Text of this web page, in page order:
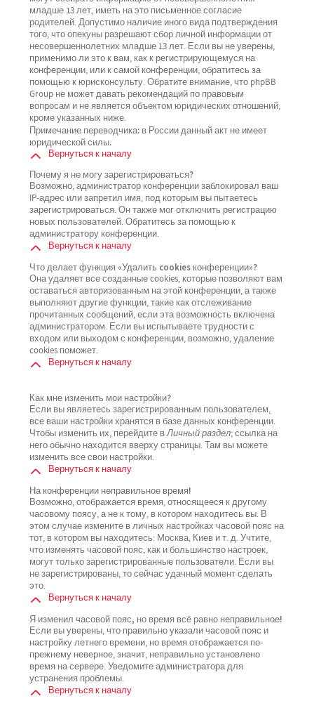
младше 13 лет, иметь на это письменное согласие
родителей. Допустимо наличие иного вида подтверждения
того, что опекуны разрешают сбор личной информации от
несовершеннолетних младше 13 лет. Если вы не уверены,
применимо ли это к вам, как к регистрирующемуся на
конференции, или к самой конференции, обратитесь за
помощью к юрисконсульту. Обратите внимание, что phpBB
Group не может давать рекомендаций по правовым
вопросам и не является объектом юридических отношений,
кроме указанных ниже.
Примечание переводчика: в России данный акт не имеет
юридической силы.
Вернуться к началу
Почему я не могу зарегистрироваться?
Возможно, администратор конференции заблокировал ваш
IP-адрес или запретил имя, под которым вы пытаетесь
зарегистрироваться. Он также мог отключить регистрацию
новых пользователей. Обратитесь за помощью к
администратору конференции.
Вернуться к началу
Что делает функция «Удалить cookies конференции»?
Она удаляет все созданные cookies, которые позволяют вам
оставаться авторизованным на этой конференции, а также
выполняют другие функции, такие как отслеживание
прочитанных сообщений, если эта возможность включена
администратором. Если вы испытываете трудности с
входом или выходом с конференции, возможно, удаление
cookies поможет.
Вернуться к началу
Как мне изменить мои настройки?
Если вы являетесь зарегистрированным пользователем,
все ваши настройки хранятся в базе данных конференции.
Чтобы изменить их, перейдите вЛичный раздел; ссылка на
него обычно находится вверху страницы. Там вы можете
изменить все свои настройки.
Вернуться к началу
На конференции неправильное время!
Возможно, отображается время, относящееся к другому
часовому поясу, а не к тому, в котором находитесь вы. В
этом случае измените в личных настройках часовой пояс на
тот, в котором вы находитесь: Москва, Киев и т. д. Учтите,
что изменять часовой пояс, как и большинство настроек,
могут только зарегистрированные пользователи. Если вы
не зарегистрированы, то сейчас удачный момент сделать
это.
Вернуться к началу
Я изменил часовой пояс, но время всё равно неправильное!
Если вы уверены, что правильно указали часовой пояс и
настройку летнего времени, но время отображается по-
прежнему неверное, значит, неправильно установлено
время на сервере. Уведомите администратора для
устранения проблемы.
Вернуться к началу